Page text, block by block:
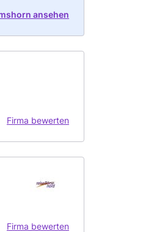
ansehen
Firma bewerten
Firma bewerten